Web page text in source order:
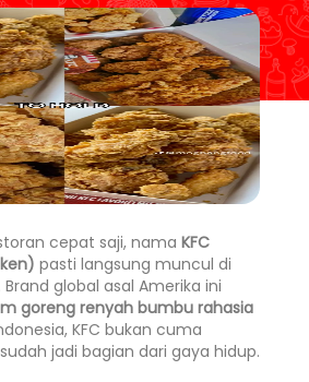
cepat saji, nama KFC
pasti langsung muncul di
global asal Amerika ini
goreng renyah bumbu rahasia
KFC bukan cuma
jadi bagian dari gaya hidup.